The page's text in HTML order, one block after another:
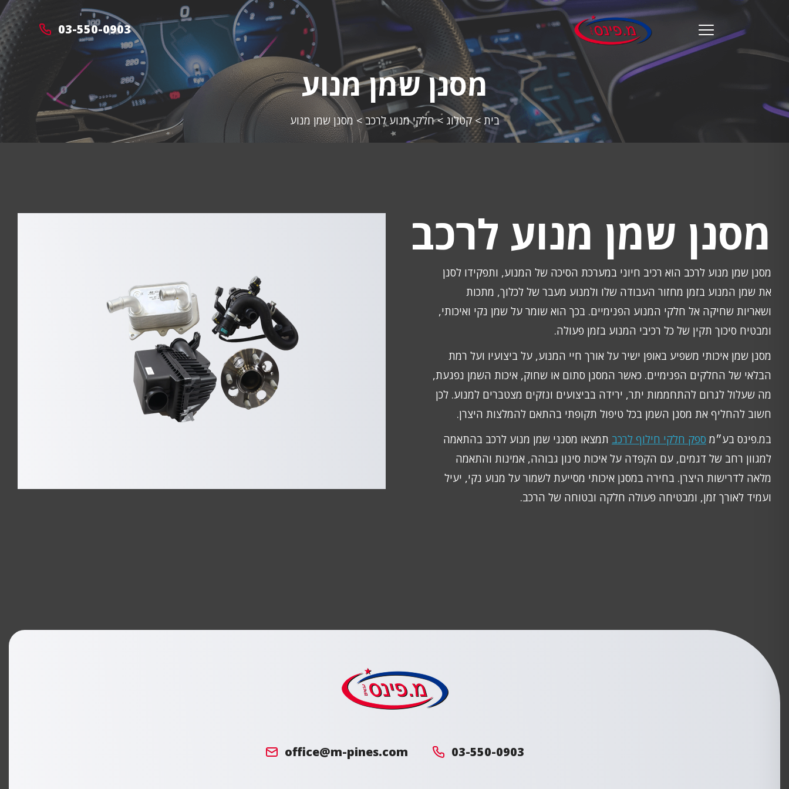
מ.
פינס
03-550-0903 menu
opener
מסנן שמן מנוע
בית >קטלוג >חלקי מנוע לרכב>מסנן שמן מנוע
מסנן שמן מנוע לרכב
מסנן שמן מנוע לרכב הוא רכיב חיוני במערכת הסיכה של המנוע, ותפקידו לסנן
את שמן המנוע בזמן מחזור העבודה שלו ולמנוע מעבר של לכלוך, מתכות
ושאריות שחיקה אל חלקי המנוע הפנימיים. בכך הוא שומר על שמן נקי ואיכותי,
ומבטיח סיכוך תקין של כל רכיבי המנוע בזמן פעולה.
מסנן שמן איכותי משפיע באופן ישיר על אורך חיי המנוע, על ביצועיו ועל רמת
הבלאי של החלקים הפנימיים. כאשר המסנן סתום או שחוק, איכות השמן נפגעת,
מה שעלול לגרום להתחממות יתר, ירידה בביצועים ונזקים מצטברים למנוע. לכן
חשוב להחליף את מסנן השמן בכל טיפול תקופתי בהתאם להמלצות היצרן.
במ.פינס בע״מ ספק חלקי חילוף לרכב תמצאו מסנני שמן מנוע לרכב בהתאמה
למגוון רחב של דגמים, עם הקפדה על איכות סינון גבוהה, אמינות והתאמה
מלאה לדרישות היצרן. בחירה במסנן איכותי מסייעת לשמור על מנוע נקי, יעיל
ועמיד לאורך זמן, ומבטיחה פעולה חלקה ובטוחה של הרכב.
03-550-0903
office@m-pines.com